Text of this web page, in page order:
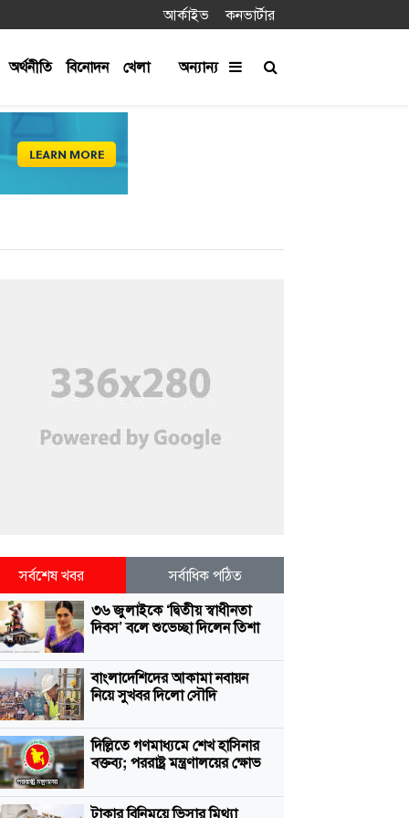
আর্কাইভ কনভার্টার
অর্থনীতি বিনোদন খেলা অন্যান্য
সর্বশেষ খবর
সর্বাধিক পঠিত
৩৬ জুলাইকে ‘দ্বিতীয় স্বাধীনতা
দিবস’ বলে শুভেচ্ছা দিলেন তিশা
বাংলাদেশিদের আকামা নবায়ন
নিয়ে সুখবর দিলো সৌদি
দিল্লিতে গণমাধ্যমে শেখ হাসিনার
বক্তব্য; পররাষ্ট্র মন্ত্রণালয়ের ক্ষোভ
টাকার বিনিময়ে ভিসার মিথ্যা